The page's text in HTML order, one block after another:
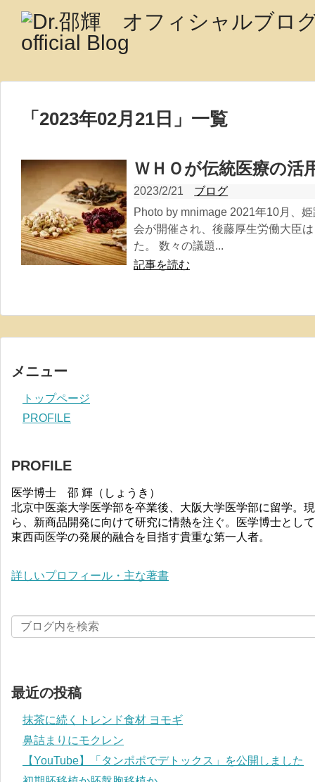
「 2023年02月21日 」 一覧
ＷＨＯが伝統医療の活
2023/2/21
ブログ
Photo by mnimage 2021年10月、
会が開催され、後藤厚生労働大臣
た。 数々の議題...
記事を読む
メニュー
トップページ
PROFILE
PROFILE
医学博士 邵 輝（しょうき）
北京中医薬大学医学部を卒業後、大阪大学医学部に留学。
ら、新商品開発に向けて研究に情熱を注ぐ。医学博士とし
東西両医学の発展的融合を目指す貴重な第一人者。
詳しいプロフィール・主な著書
最近の投稿
抹茶に続くトレンド食材 ヨモギ
鼻詰まりにモクレン
【YouTube】「タンポポでデトックス」を公開しました